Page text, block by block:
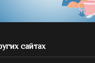
сайтах